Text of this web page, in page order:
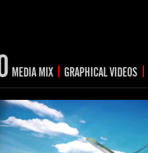
MEDIA MIX | GRAPHICAL VIDEOS |